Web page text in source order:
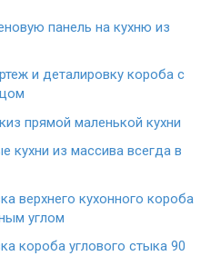
панель на кухню из
и деталировку короба с
прямой маленькой кухни
кухни из массива всегда в
верхнего кухонного короба
углом
короба углового стыка 90